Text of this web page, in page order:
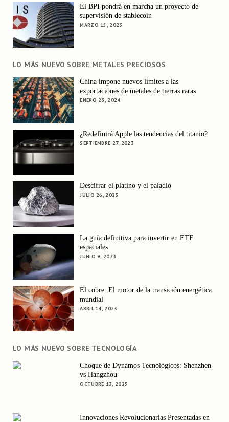
El BPI pondrá en marcha un proyecto de
supervisión de stablecoin
MARZO 15, 2023
LO MÁS NUEVO SOBRE METALES PRECIOSOS
China impone nuevos límites a las
exportaciones de metales de tierras raras
ENERO 23, 2024
¿Redefinirá Apple las tendencias del titanio?
SEPTIEMBRE 27, 2023
Descifrar el platino y el paladio
JULIO 26, 2023
La guía definitiva para invertir en ETF
espaciales
JUNIO 9, 2023
El cobre: El motor de la transición energética
mundial
ABRIL 14, 2023
LO MÁS NUEVO SOBRE TECNOLOGÍA
Choque de Dynamos Tecnológicos: Shenzhen
vs Hangzhou
OCTUBRE 13, 2025
Innovaciones Revolucionarias Presentadas en